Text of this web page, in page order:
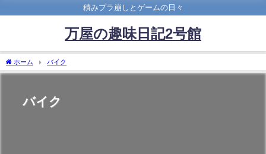
積みプラ崩しとゲームの日々
万屋の趣味日記2号館
ホーム バイク
バイク